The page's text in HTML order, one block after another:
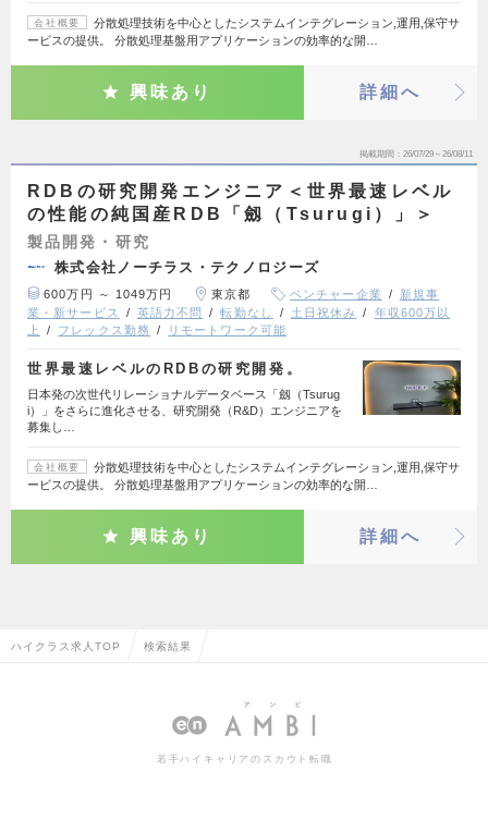
会社概要
分散処理技術を中心としたシステムインテグレーション,運用,保守サ
ービスの提供。 分散処理基盤用アプリケーションの効率的な開…
興味あり 詳細へ
掲載期間 26/07/29～26/08/11
RDBの研究開発エンジニア＜世界最速レベル
の性能の純国産RDB「劔（Tsurugi）」＞
製品開発・研究
株式会社ノーチラス・テクノロジーズ
600万円 ～ 1049万円 東京都 ベンチャー企業
新規事
業・新サービス
英語力不問 転勤なし 土日祝休み
年収600万以
上
フレックス勤務 リモートワーク可能
世界最速レベルのRDBの研究開発。
日本発の次世代リレーショナルデータベース「劔（Tsurug
i）」をさらに進化させる、研究開発（R&D）エンジニアを
募集し…
会社概要
分散処理技術を中心としたシステムインテグレーション,運用,保守サ
ービスの提供。 分散処理基盤用アプリケーションの効率的な開…
興味あり 詳細へ
ハイクラス求人TOP 検索結果
若手ハイキャリアのスカウト転職